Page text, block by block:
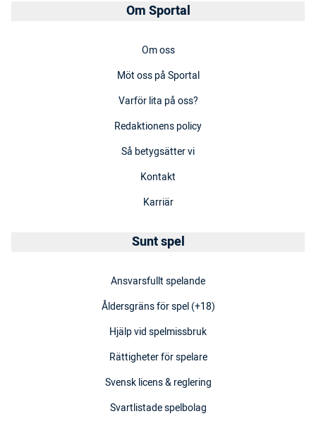
Om Sportal
Om oss
Möt oss på Sportal
Varför lita på oss?
Redaktionens policy
Så betygsätter vi
Kontakt
Karriär
Sunt spel
Ansvarsfullt spelande
Åldersgräns för spel (+18)
Hjälp vid spelmissbruk
Rättigheter för spelare
Svensk licens & reglering
Svartlistade spelbolag